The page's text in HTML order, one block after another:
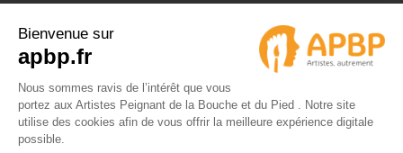
CGV
Gérer mes cookies
Politique de protection des données
Mentions légales